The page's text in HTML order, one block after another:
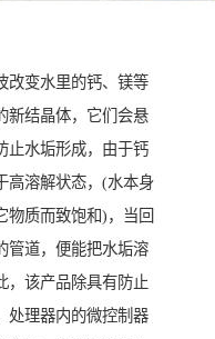
改变水里的钙、镁等
新结晶体，它们会悬
止水垢形成，由于钙
高溶解状态，(水本身
物质而致饱和)，当回
管道，便能把水垢溶
，该产品除具有防止
处理器内的微控制器